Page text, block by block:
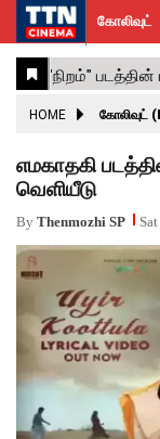
கோலிவுட்
சின்னத்திரை
பாலிவுட்
ஹாலிவுட்
அக்கம்
பக்கம்
ஸ்பெஷல்
ஸ்டோரீஸ்
விமர்சனம்
GALLERY
ACTRESS
ACTORS
MOVIESTILLS
EVENTS
VIDEOS
What’s
Hot
Trending
News
கோலிவுட்
HOME கோலிவுட்
எமகாதகி
வெளியீடு
By Thenmozhi SP